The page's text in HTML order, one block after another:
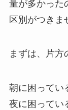
量が多かった
区別がつきま
まずは、片方
朝に困ってい
夜に困ってい